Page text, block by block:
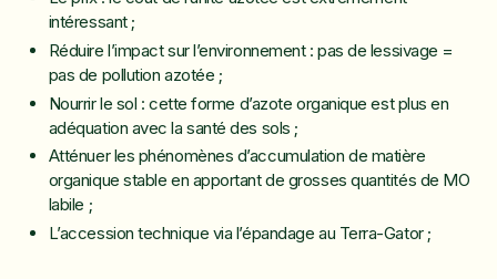
intéressant ;
Réduire l’impact sur l’environnement : pas de lessivage =
pas de pollution azotée ;
Nourrir le sol : cette forme d’azote organique est plus en
adéquation avec la santé des sols ;
Atténuer les phénomènes d’accumulation de matière
organique stable en apportant de grosses quantités de MO
labile ;
L’accession technique via l’épandage au Terra-Gator ;